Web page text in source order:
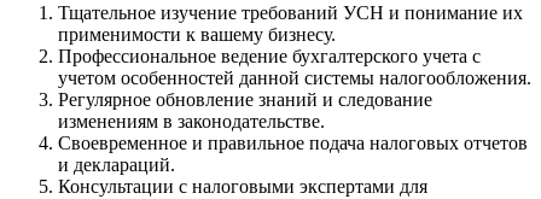
Тщательное изучение требований УСН и понимание их
применимости к вашему бизнесу.
Профессиональное ведение бухгалтерского учета с
учетом особенностей данной системы налогообложения.
Регулярное обновление знаний и следование
изменениям в законодательстве.
Своевременное и правильное подача налоговых отчетов
и деклараций.
Консультации с налоговыми экспертами для